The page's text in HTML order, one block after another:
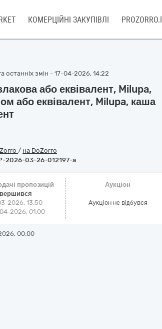
КОМЕРЦІЙНІ ЗАКУПІВЛІ
змін - 17-04-2026, 14:22
або еквівалент, Milupa,
або еквівалент, Milupa, каша
/ на DoZorro
2026-03-26-012197-a
пропозицій
2026, 13:50
2026, 01:00
Аукціон
Аукціон не відбувся
00:00